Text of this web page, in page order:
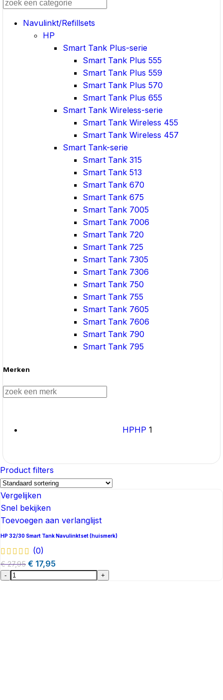
Navulinkt/Refillsets
HP
Smart Tank Plus-serie
Smart Tank Plus 555
Smart Tank Plus 559
Smart Tank Plus 570
Smart Tank Plus 655
Smart Tank Wireless-serie
Smart Tank Wireless 455
Smart Tank Wireless 457
Smart Tank-serie
Smart Tank 315
Smart Tank 513
Smart Tank 670
Smart Tank 675
Smart Tank 7005
Smart Tank 7006
Smart Tank 720
Smart Tank 725
Smart Tank 7305
Smart Tank 7306
Smart Tank 750
Smart Tank 755
Smart Tank 7605
Smart Tank 7606
Smart Tank 790
Smart Tank 795
Merken
HPHP 1
Product filters
Vergelijken
Snel bekijken
Toevoegen aan verlanglijst
HP 32/30 Smart Tank Navulinktset (huismerk)
(0)
€27,95 € 17,95
- +